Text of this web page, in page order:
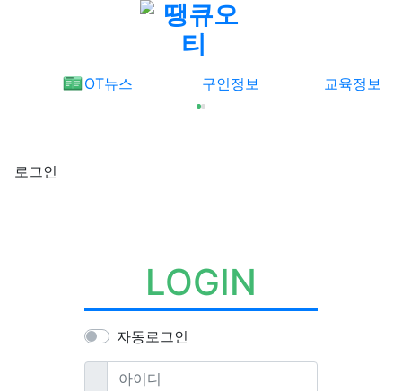
OT뉴스 구인정보 교육정보
로그인
LOGIN
자동로그인
아이디필수